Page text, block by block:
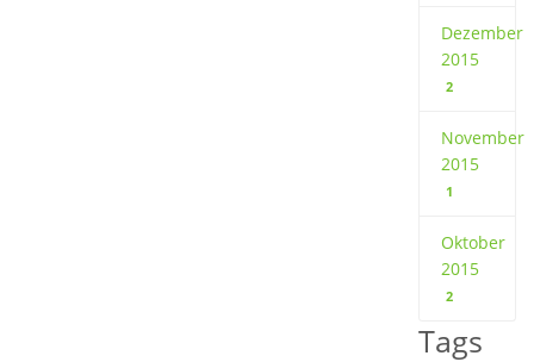
Dezember
2015
2
November
2015
1
Oktober
2015
2
Tags